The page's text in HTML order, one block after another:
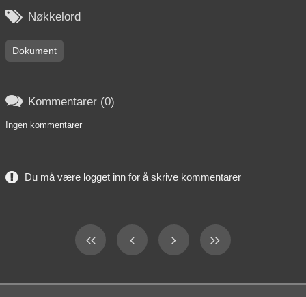
 Nøkkelord
Dokument
 Kommentarer (0)
Ingen kommentarer
Du må være logget inn for å skrive kommentarer